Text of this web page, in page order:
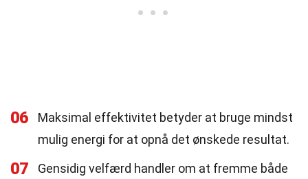
06
Maksimal effektivitet betyder at bruge mindst
mulig energi for at opnå det ønskede resultat.
07
Gensidig velfærd handler om at fremme både